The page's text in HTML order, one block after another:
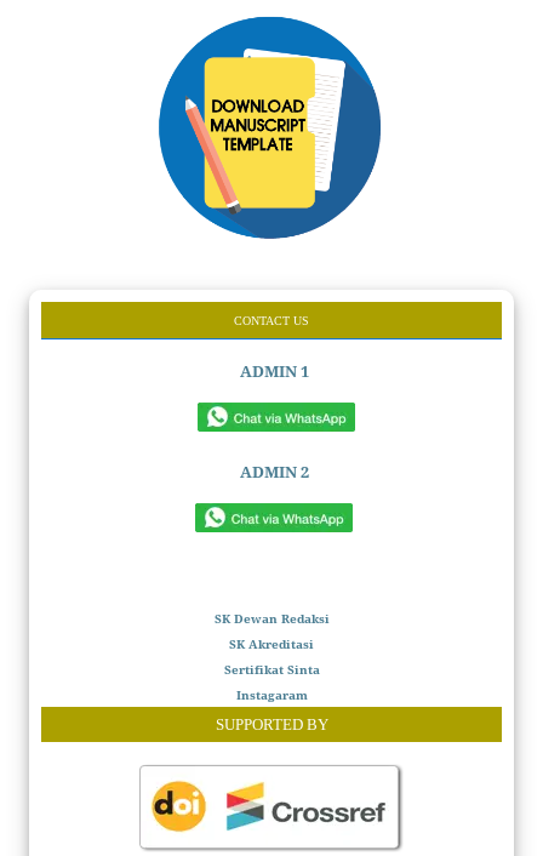
CONTACT US
ADMIN 1
ADMIN 2
SK Dewan Redaksi
SK Akreditasi
Sertifikat Sinta
Instagaram
SUPPORTED BY